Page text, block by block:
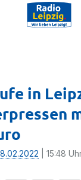
in
| 15:48